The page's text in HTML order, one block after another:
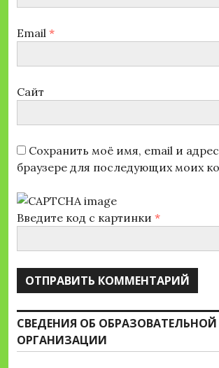
Email *
Сайт
Сохранить моё имя, email и
браузере для последующих моих
Введите код с картинки *
СВЕДЕНИЯ ОБ ОБРАЗОВАТЕЛЬНОЙ
ОРГАНИЗАЦИИ